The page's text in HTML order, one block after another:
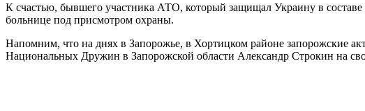
К счастью, бывшего участника АТО, который защищал Украину в
больнице под присмотром охраны.
Напомним, что на днях в Запорожье, в Хортицком районе запорожские
Национальных Дружин в Запорожской области Александр Строкин на